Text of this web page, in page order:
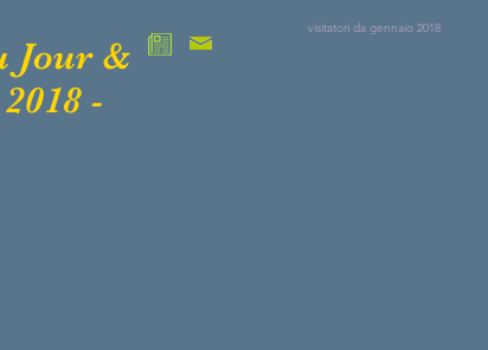
Jour &
-
visitatori da gennaio 2018